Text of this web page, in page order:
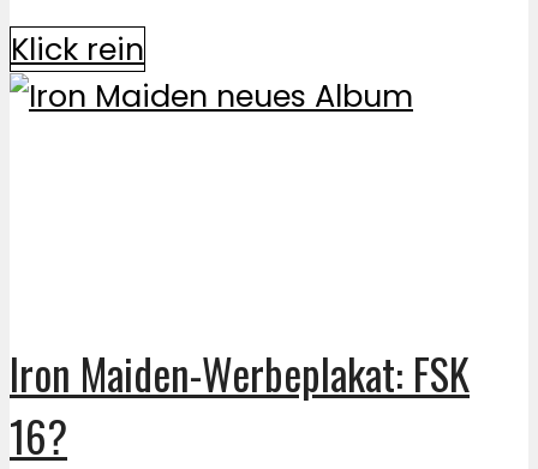
Klick rein
Iron Maiden-Werbeplakat: FSK
16?